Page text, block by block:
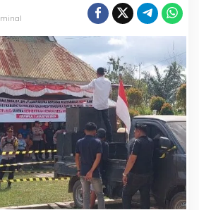
e
K
a
n
t
o
r
D
e
s
a
A
n